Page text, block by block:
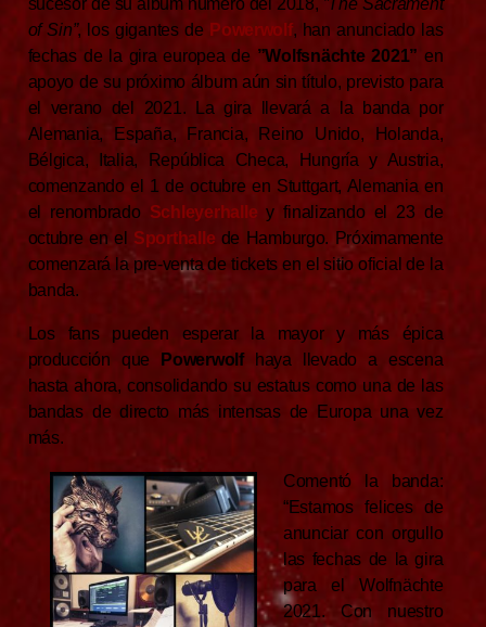
sucesor de su álbum número del 2018, ”The Sacrament
of Sin”, los gigantes de Powerwolf, han anunciado las
fechas de la gira europea de ”Wolfsnächte 2021” en
apoyo de su próximo álbum aún sin título, previsto para
el verano del 2021. La gira llevará a la banda por
Alemania, España, Francia, Reino Unido, Holanda,
Bélgica, Italia, República Checa, Hungría y Austria,
comenzando el 1 de octubre en Stuttgart, Alemania en
el renombrado Schleyerhalle y finalizando el 23 de
octubre en el Sporthalle de Hamburgo. Próximamente
comenzará la pre-venta de tickets en el sitio oficial de la
banda.
Los fans pueden esperar la mayor y más épica
producción que
Powerwolfhaya llevado a escena
hasta ahora, consolidando su estatus como una de las
bandas de directo más intensas de Europa una vez
más.
Comentó la banda:
“Estamos felices de
anunciar con orgullo
las fechas de la gira
para el Wolfnächte
2021. Con nuestro